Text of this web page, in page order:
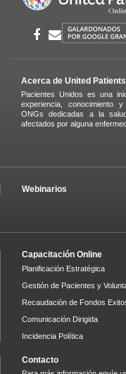
Acerca de United Patients
Pacientes Unidos es una
experiencia, conocimiento
ONGs dedicadas a la
afectados por alguna
Webinarios
Capacitación Online
Planificación Estratégica
Gestión de Pacientes y
Recaudación de Fondos
Comunicación Dirigida
Incidencia Política
Contacto